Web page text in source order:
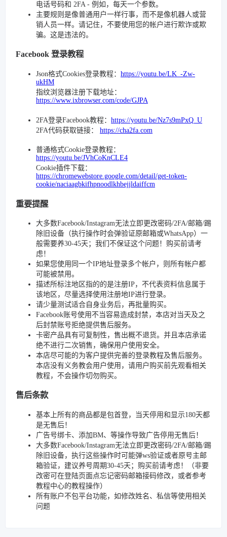
电话号码和 2FA - 例如，每天一个参数。
主要规则是像普通用户一样行事，而不是像机器人或营
销人员一样。请记住，不要使用您的帐户进行欺诈或欺
骗。这是违法的。
Facebook 登录教程
Json格式Cookies登录教程： https://youtu.be/LK_-Zw-
ukHM
指纹浏览器注册下载地址：
https://www.ixbrowser.com/code/GJPA
2FA登录Facebook教程： https://youtu.be/Nz7s9mPxQ_U
2FA代码获取链接： https://cha2fa.com
普通格式Cookie登录教程：
https://youtu.be/JVhCoKnCLE4
Cookie插件下载：
https://chromewebstore.google.com/detail/get-token-
cookie/naciaagbkifhpnoodlkhbejjldaiffcm
重要提醒
大多数Facebook/Instagram无法立即更改密码/2FA/邮箱/踢
除旧设备（执行操作时会弹验证原邮箱或WhatsApp）一
般需要养30-45天；我们不保证这个问题！购买前请考
虑！
如果您使用同一个IP地址登录多个帐户，则所有帐户都
可能被禁用。
描述所标注地区指的的是注册IP，不代表资料信息属于
该地区，尽量选择使用注册地IP进行登录。
请少量测试适合自身业务后，再批量购买。
Facebook账号使用不当容易造成封禁，本店对当天及之
后封禁账号拒绝提供售后服务。
卡密产品具有可复制性，售出概不退货。并且本店承诺
绝不进行二次销售，确保用户使用安全。
本店尽可能的为客户提供完善的登录教程及售后服务。
本店没有义务教会用户使用，请用户购买前先观看相关
教程，不会操作切勿购买。
售后条款
基本上所有的商品都是包首登，当天停用和显示180天都
是无售后！
广告号绑卡、添加BM、等操作导致广告停用无售后！
大多数Facebook/Instagram无法立即更改密码/2FA/邮箱/踢
除旧设备，执行这些操作时可能弹ws验证或者原号主邮
箱验证，建议养号周期30-45天；购买前请考虑！（非要
改密可在登陆页面点忘记密码邮箱接码修改，或者参考
教程中心的教程操作）
所有账户不包平台功能，如修改姓名、私信等使用相关
问题